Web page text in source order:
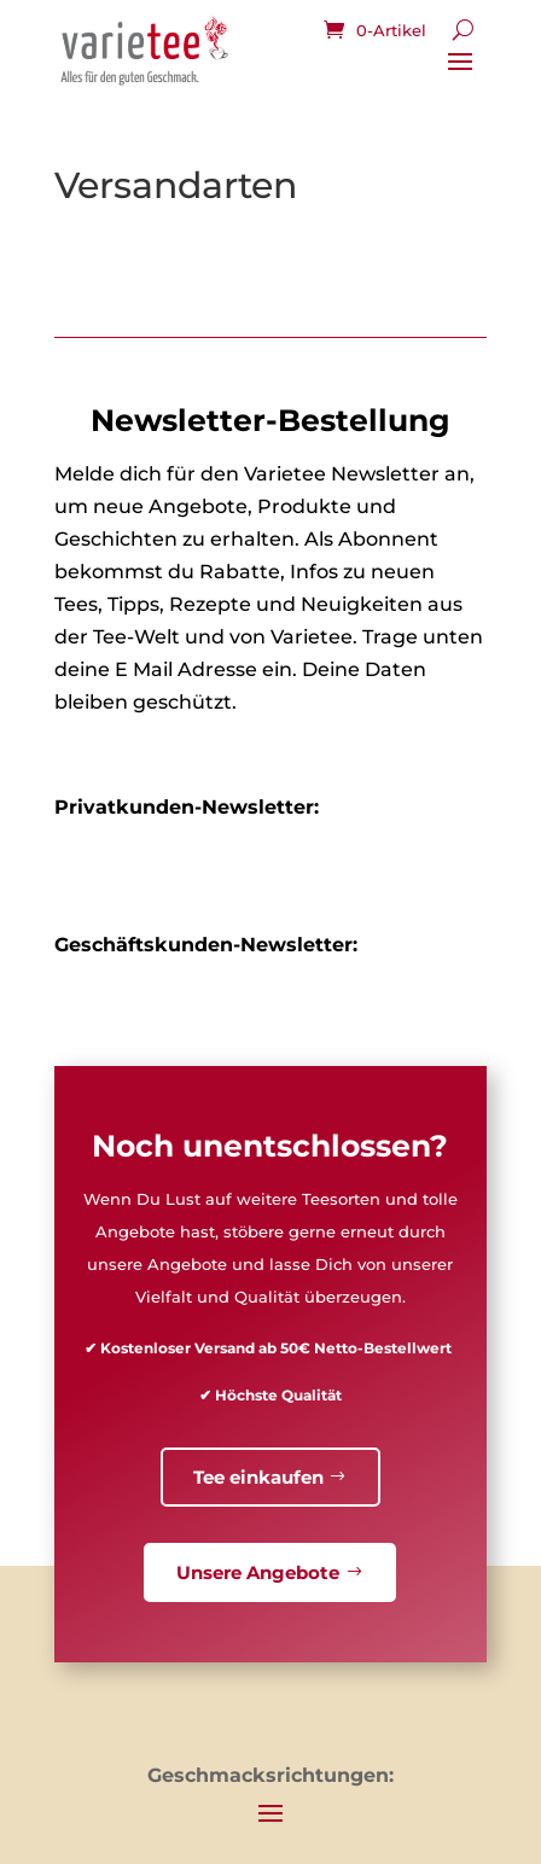
0-Artikel
Versandarten
Newsletter-Bestellung
Melde dich für den Varietee Newsletter an,
um neue Angebote, Produkte und
Geschichten zu erhalten. Als Abonnent
bekommst du Rabatte, Infos zu neuen
Tees, Tipps, Rezepte und Neuigkeiten aus
der Tee-Welt und von Varietee. Trage unten
deine E Mail Adresse ein. Deine Daten
bleiben geschützt.
Privatkunden-Newsletter:
Geschäftskunden-Newsletter:
Noch unentschlossen?
Wenn Du Lust auf weitere Teesorten und tolle
Angebote hast, stöbere gerne erneut durch
unsere Angebote und lasse Dich von unserer
Vielfalt und Qualität überzeugen.
✔ Kostenloser Versand ab 50€ Netto-Bestellwert
✔ Höchste Qualität
Tee einkaufen
Unsere Angebote
Geschmacksrichtungen: